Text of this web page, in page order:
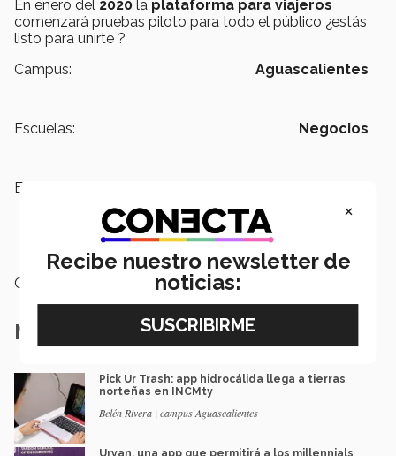
En enero del 2020 la plataforma para viajeros
comenzará pruebas piloto para todo el público ¿estás
listo para unirte ?
Campus:
Aguascalientes
Escuelas: Negocios
Etiquetas:
Sustentable,
Escuela de negocios,
Escuela de negocios,
INCmty,
Categoría:
Notas Relacionadas
Pick Ur Trash: app hidrocálida llega a tierras
norteñas en INCMty
Belén Rivera | campus Aguascalientes
Urvan, una app que permitirá a los millennials
×
Recibe nuestro newsletter de
noticias: